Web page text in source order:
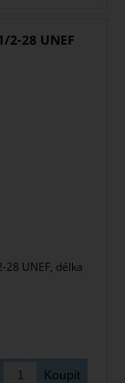
2-28 UNEF
28 UNEF, délka